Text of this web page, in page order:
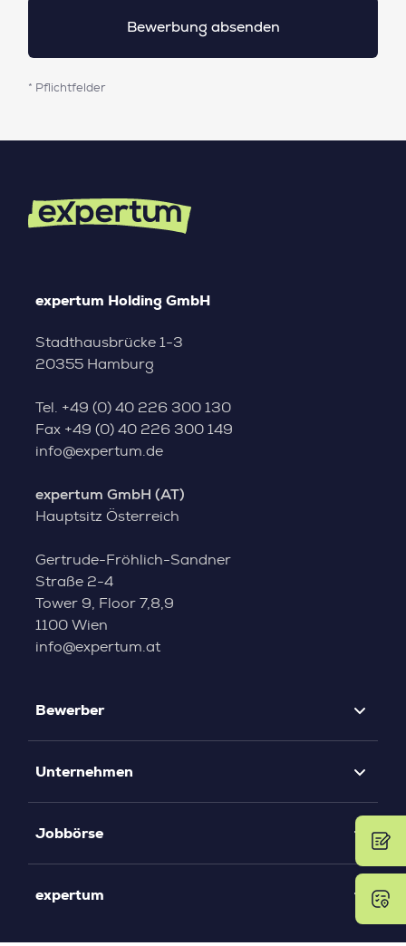
* Pflichtfelder
expertum Holding GmbH
Stadthausbrücke 1-3
20355 Hamburg
Tel. +49 (0) 40 226 300 130
Fax +49 (0) 40 226 300 149
info@expertum.de
expertum GmbH (AT)
Hauptsitz Österreich
Gertrude-Fröhlich-Sandner
Straße 2-4
Tower 9, Floor 7,8,9
1100 Wien
info@expertum.at
Bewerber
Unternehmen
Jobbörse
expertum